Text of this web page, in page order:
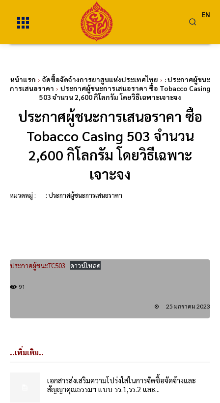
EN
หน้าแรก จัดซื้อจัดจ้างการยาสูบแห่งประเทศไทย
: ประกาศผู้ชนะ
การเสนอราคา
ประกาศผู้ชนะการเสนอราคา ซื้อ Tobacco Casing
503 จำนวน 2,600 กิโลกรัม โดยวิธีเฉพาะเจาะจง
ประกาศผู้ชนะการเสนอราคา ซื้อ
Tobacco Casing 503 จำนวน
2,600 กิโลกรัม โดยวิธีเฉพาะ
เจาะจง
หมวดหมู่ : : ประกาศผู้ชนะการเสนอราคา
ประกาศผู้ชนะTC503 ดาวน์โหลด
91
25 มกราคม 2023
..เพิ่มเติม..
เอกสารส่งเสริมความโปร่งใสในการจัดซื้อจัดจ้างและ
สัญญาคุณธรรมฯ แบบ รร.1,รร.2 และ...